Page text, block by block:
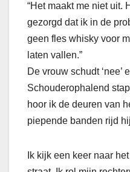
“Het maakt me niet uit.
gezorgd dat ik in de
geen fles whisky voor
laten vallen.”
De vrouw schudt ‘nee’
Schouderophalend
hoor ik de deuren van
piepende banden rijd
Ik kijk een keer naar